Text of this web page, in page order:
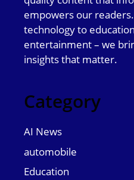
empowers our
technology to
entertainment – we
insights that matter.
Category
AI News
automobile
Education